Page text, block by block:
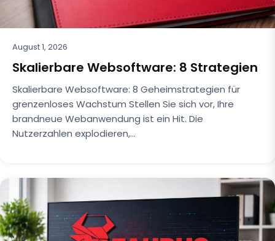
August 1, 2026
Skalierbare Websoftware: 8 Strategien
Skalierbare Websoftware: 8 Geheimstrategien für
grenzenloses Wachstum Stellen Sie sich vor, Ihre
brandneue Webanwendung ist ein Hit. Die
Nutzerzahlen explodieren,…